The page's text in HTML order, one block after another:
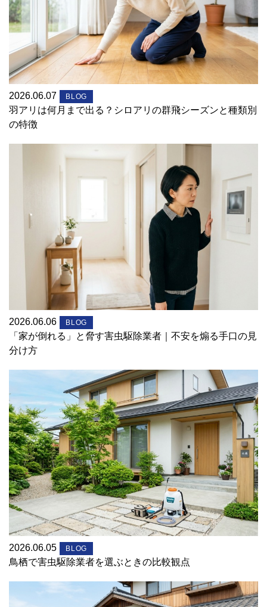
2026.06.07 BLOG
羽アリは何月まで出る？シロアリの群飛シーズンと種類別
の特徴
2026.06.06 BLOG
「家が倒れる」と脅す害虫駆除業者｜不安を煽る手口の見
分け方
2026.06.05 BLOG
鳥栖で害虫駆除業者を選ぶときの比較観点